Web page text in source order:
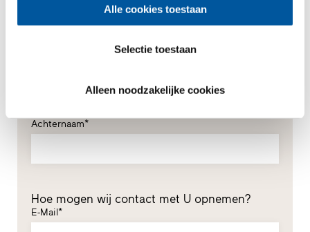
Alle cookies toestaan
Selectie toestaan
Alleen noodzakelijke cookies
*Verplichte velden
Achternaam*
Hoe mogen wij contact met U opnemen?
E-Mail*